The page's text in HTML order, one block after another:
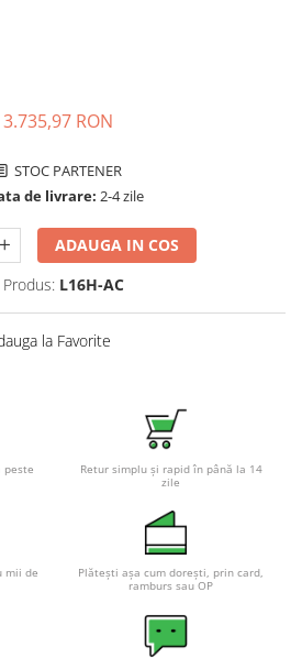
energie
3.735,97 RON
STOC PARTENER
de livrare: 2-4 zile
ADAUGA IN COS
L16H-AC
la Favorite
peste
Retur simplu și rapid în până la 14
zile
mii de
Plătești așa cum dorești, prin card,
ramburs sau OP